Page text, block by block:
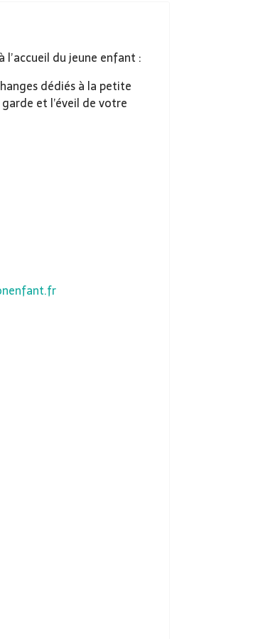
du jeune enfant :
dédiés à la petite
et l’éveil de votre